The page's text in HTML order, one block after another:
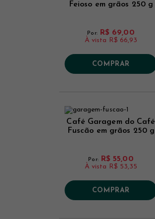
Feioso em grãos 250 g
Por: R$ 69,00
À vista R$ 66,93
COMPRAR
Café Garagem do Café
Fuscão em grãos 250 g
Por: R$ 55,00
À vista R$ 53,35
COMPRAR